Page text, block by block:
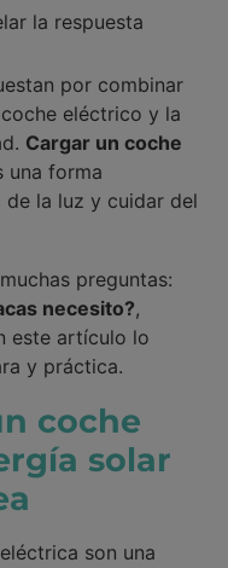
la respuesta
por combinar
eléctrico y la
Cargar un coche
una forma
la luz y cuidar del
preguntas:
necesito?,
este artículo lo
y práctica.
coche
solar
son una